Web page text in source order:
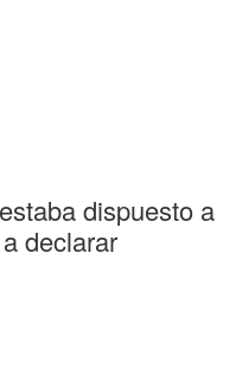
dispuesto a
declarar